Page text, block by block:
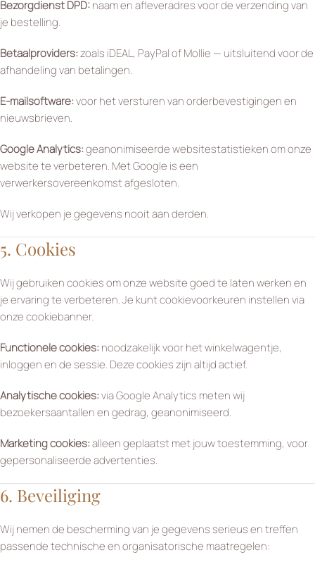
Bezorgdienst DPD:naam en afleveradres voor de verzending van
je bestelling.
Betaalproviders:zoals iDEAL, PayPal of Mollie — uitsluitend voor de
afhandeling van betalingen.
E-mailsoftware:voor het versturen van orderbevestigingen en
nieuwsbrieven.
Google Analytics:geanonimiseerde websitestatistieken om onze
website te verbeteren. Met Google is een
verwerkersovereenkomst afgesloten.
Wij verkopen je gegevens nooit aan derden.
5. Cookies
Wij gebruiken cookies om onze website goed te laten werken en
je ervaring te verbeteren. Je kunt cookievoorkeuren instellen via
onze cookiebanner.
Functionele cookies:noodzakelijk voor het winkelwagentje,
inloggen en de sessie. Deze cookies zijn altijd actief.
Analytische cookies:via Google Analytics meten wij
bezoekersaantallen en gedrag, geanonimiseerd.
Marketing cookies:alleen geplaatst met jouw toestemming, voor
gepersonaliseerde advertenties.
6. Beveiliging
Wij nemen de bescherming van je gegevens serieus en treffen
passende technische en organisatorische maatregelen: